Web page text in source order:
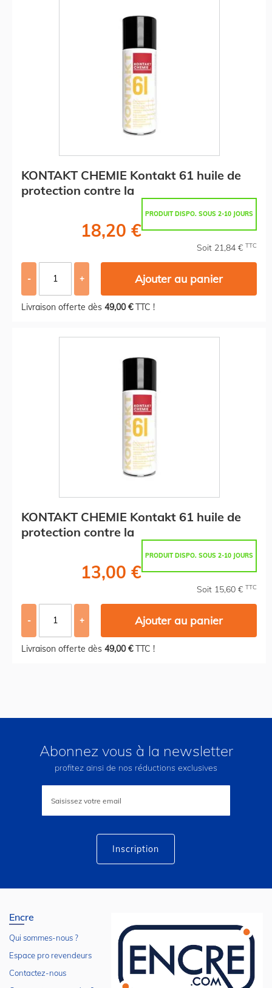
KONTAKT CHEMIE Kontakt 61 huile de
protection contre la
PRODUIT DISPO. SOUS 2-10 JOURS
18,20 €
Soit 21,84 € TTC
- + Ajouter au panier
Livraison offerte dès 49,00 €TTC !
KONTAKT CHEMIE Kontakt 61 huile de
protection contre la
PRODUIT DISPO. SOUS 2-10 JOURS
13,00 €
Soit 15,60 € TTC
- + Ajouter au panier
Livraison offerte dès 49,00 €TTC !
Abonnez vous à la newsletter
profitez ainsi de nos réductions exclusives
lettre
Inscription
Encre
Qui sommes-nous ?
Espace pro revendeurs
Contactez-nous